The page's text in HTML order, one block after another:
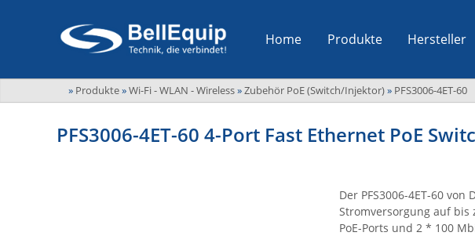
Home Produkte Hersteller
» Produkte»Wi-Fi - WLAN - Wireless»Zubehör PoE (Switch/Injektor)» PFS3006-4ET-60
PFS3006-4ET-60 4-Port Fast Ethernet PoE
Der PFS3006-4ET-60
Stromversorgung auf
PoE-Ports und 2 * 100